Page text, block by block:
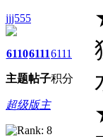
jjj555
6110
主题
6111
帖子
6111
积分
超级版主